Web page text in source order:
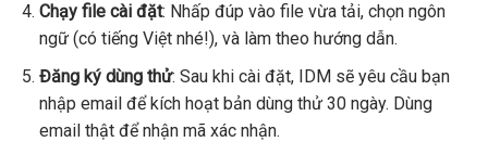
Chạy file cài đặt: Nhấp đúp vào file vừa tải, chọn ngôn
ngữ (có tiếng Việt nhé!), và làm theo hướng dẫn.
Đăng ký dùng thử: Sau khi cài đặt, IDM sẽ yêu cầu bạn
nhập email để kích hoạt bản dùng thử 30 ngày. Dùng
email thật để nhận mã xác nhận.